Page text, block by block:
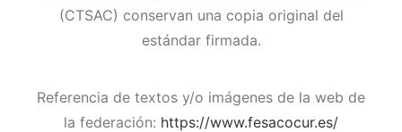
(CTSAC) conservan una copia original del
estándar firmada.
Referencia de textos y/o imágenes de la web de
la federación: https://www.fesacocur.es/